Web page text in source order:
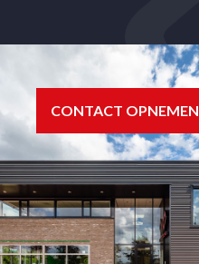
CONTACT OPNEMEN